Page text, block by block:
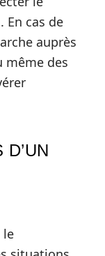
cas de
auprès
même des
le